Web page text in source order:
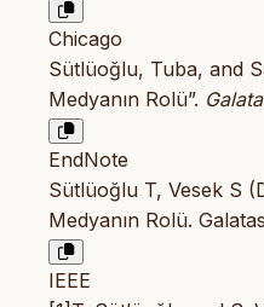
Chicago
Sütlüoğlu, Tuba, and
Medyanın Rolü”.
EndNote
Sütlüoğlu T, Vesek S
Medyanın Rolü.
IEEE